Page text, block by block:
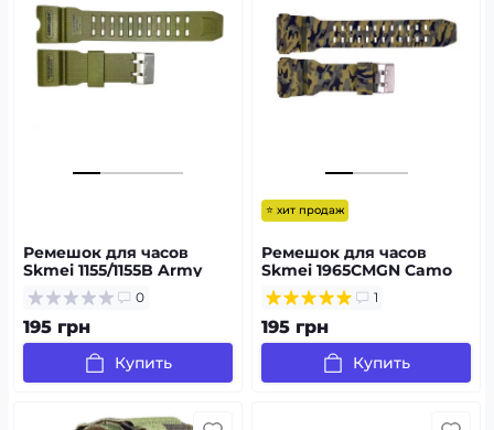
Ремешок для часов
Skmei 1155/1155B Army
Green
0
195 грн
Купить
⭐ хит продаж
Ремешок для часов
Skmei 1965CMGN Camo
Green
1
195 грн
Купить